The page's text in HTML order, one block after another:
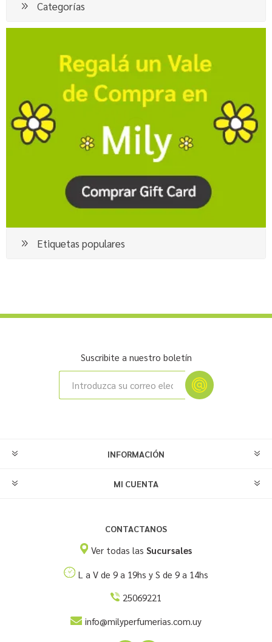
Categorías
Etiquetas populares
Suscribite a nuestro boletín
INFORMACIÓN
MI CUENTA
CONTACTANOS
Ver todas las Sucursales
L a V de 9 a 19hs y S de 9 a 14hs
25069221
info@milyperfumerias.com.uy